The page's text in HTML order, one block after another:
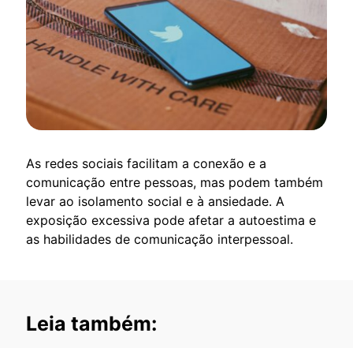
As redes sociais facilitam a conexão e a
comunicação entre pessoas, mas podem também
levar ao isolamento social e à ansiedade. A
exposição excessiva pode afetar a autoestima e
as habilidades de comunicação interpessoal.
Leia também: